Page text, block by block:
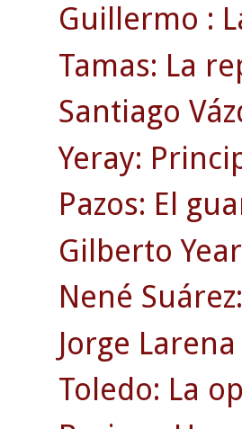
Guillermo :
Tamas: La
Santiago
Yeray:
Pazos: El
Gilberto
Nené
Jorge
Toledo: La